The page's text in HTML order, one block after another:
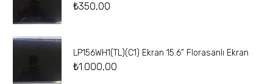
₺350,00
LP156WH1(TL)(C1) Ekran 15.6” Florasanlı Ekran
₺1.000,00